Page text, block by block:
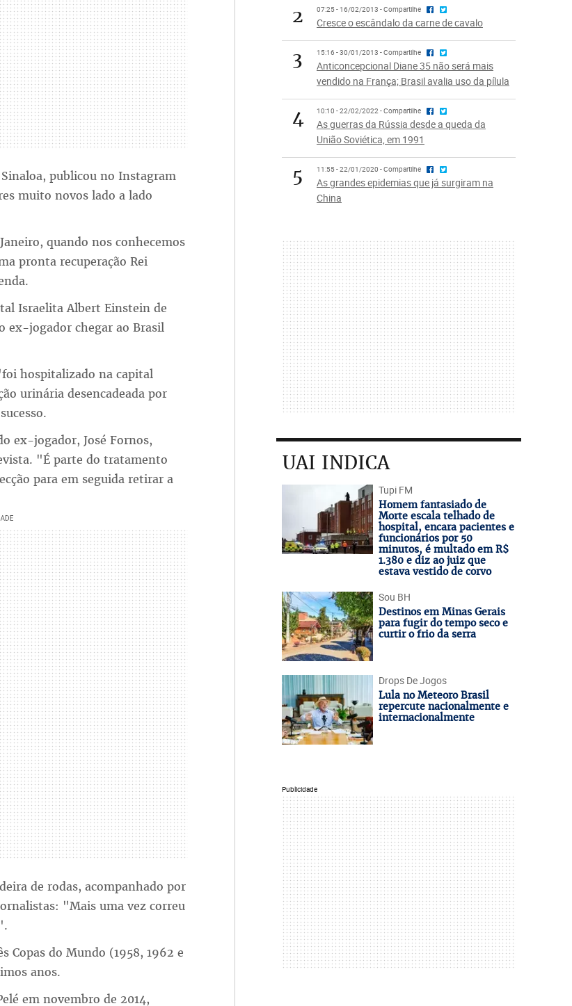
publicou no Instagram
muito novos lado a lado
quando nos conhecemos
pronta recuperação Rei
Israelita Albert Einstein de
ex-jogador chegar ao Brasil
hospitalizado na capital
urinária desencadeada por
ex-jogador, José Fornos,
"É parte do tratamento
para em seguida retirar a
de rodas, acompanhado por
"Mais uma vez correu
Copas do Mundo (1958, 1962 e
anos.
em novembro de 2014,
2 07:25 - 16/02/2013 - Compartilhe
Cresce o escândalo da carne de cavalo
3 15:16 - 30/01/2013 - Compartilhe
Anticoncepcional Diane 35 não será mais
vendido na França; Brasil avalia uso da pílula
4 10:10 - 22/02/2022 - Compartilhe
As guerras da Rússia desde a queda da
União Soviética, em 1991
5 11:55 - 22/01/2020 - Compartilhe
As grandes epidemias que já surgiram na
China
UAI INDICA
Tupi FM
Homem fantasiado de
Morte escala telhado de
hospital, encara pacientes e
funcionários por 50
minutos, é multado em R$
1.380 e diz ao juiz que
estava vestido de corvo
Sou BH
Destinos em Minas Gerais
para fugir do tempo seco e
curtir o frio da serra
Drops De Jogos
Lula no Meteoro Brasil
repercute nacionalmente e
internacionalmente
Publicidade